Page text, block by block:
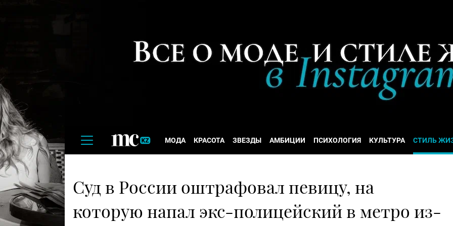
МОДА КРАСОТА ЗВЕЗДЫ АМБИЦИИ ПСИХОЛОГИЯ КУЛЬТУРА СТИЛЬ
Суд в России оштрафовал певицу, на
которую напал экс-полицейский в метро из-